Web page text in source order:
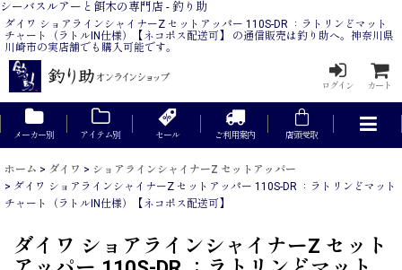
シーバスルアーと餌木の専門店 - 釣り助
ダイワ ショアラインシャイナーZ セットアッパー 110S-DR ：ラトリンどマット
チャート（ラトルIN仕様）【ネコポス配送可】 の通信販売は釣り助へ。神奈川県
川崎市の実店舗でも購入可能です。
ログイン カート
メーカー別 アイテム別 セール ご利用案内 店頭受取
ホーム > ダイワ > ショアラインシャイナーZ セットアッパー
> ダイワ ショアラインシャイナーZ セットアッパー 110S-DR ：ラトリンどマット
チャート（ラトルIN仕様）【ネコポス配送可】
ダイワ ショアラインシャイナーZ セット